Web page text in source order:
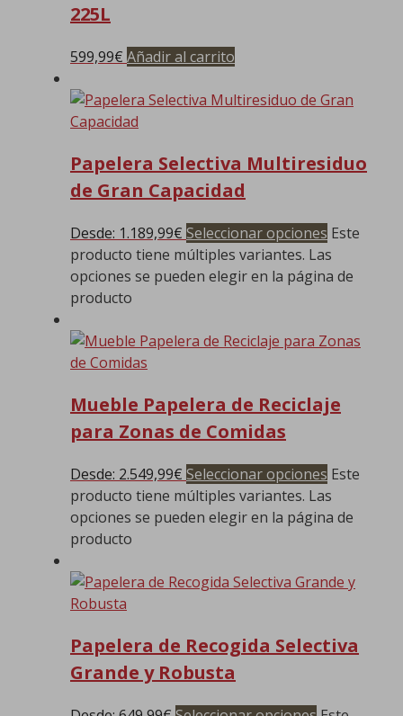
225L
599,99€ Añadir al carrito
Papelera Selectiva Multiresiduo
de Gran Capacidad
Desde: 1.189,99€ Seleccionar opciones Este
producto tiene múltiples variantes. Las
opciones se pueden elegir en la página de
producto
Mueble Papelera de Reciclaje
para Zonas de Comidas
Desde: 2.549,99€ Seleccionar opciones Este
producto tiene múltiples variantes. Las
opciones se pueden elegir en la página de
producto
Papelera de Recogida Selectiva
Grande y Robusta